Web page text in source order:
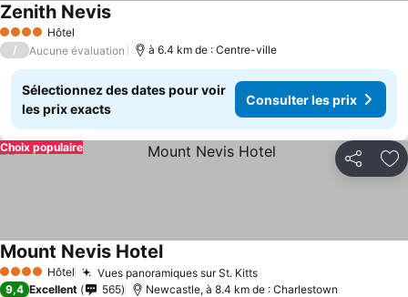
4 Étoiles Hôtel
Zenith Nevis
/ Aucune évaluation à 6.4 km de : Centre-ville
Sélectionnez des dates pour voir
les prix exacts
Consulter les prix
Partager
Choix populaire
4 Étoiles Hôtel Vues panoramiques sur St. Kitts
Mount Nevis Hotel
9,4 Excellent 565 Newcastle, à 8.4 km de : Charlestown